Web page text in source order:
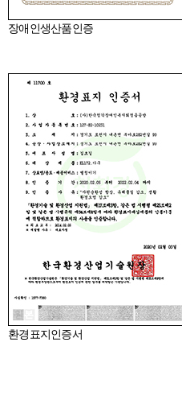
장애인생산품인증
환경표지인증서